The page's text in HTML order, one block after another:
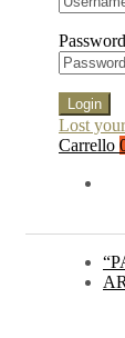
Password
Login
Lost
Carrello